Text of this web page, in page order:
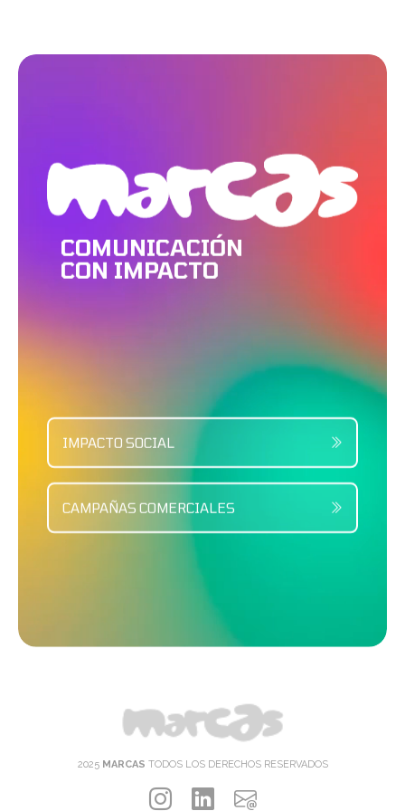
COMUNICACIÓN
CON IMPACTO
IMPACTO SOCIAL
CAMPAÑAS COMERCIALES
2025 MARCAS TODOS LOS DERECHOS RESERVADOS